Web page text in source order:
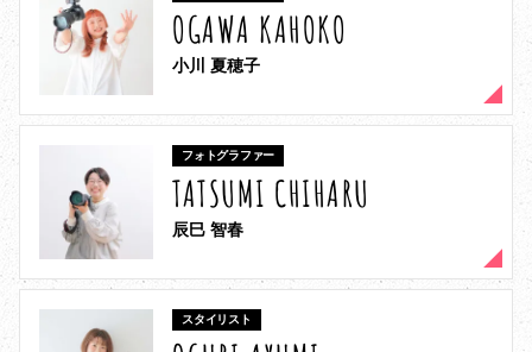
OGAWA KAHOKO
小川 夏穂子
フォトグラファー
TATSUMI CHIHARU
辰巳 智春
スタイリスト